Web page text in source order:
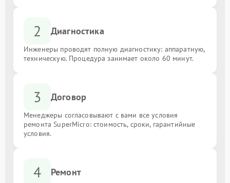
2 Диагностика
Инженеры проводят полную диагностику: аппаратную,
техническую. Процедура занимает около 60 минут.
3 Договор
Менеджеры согласовывают с вами все условия
ремонта SuperMicro: стоимость, сроки, гарантийные
условия.
4 Ремонт